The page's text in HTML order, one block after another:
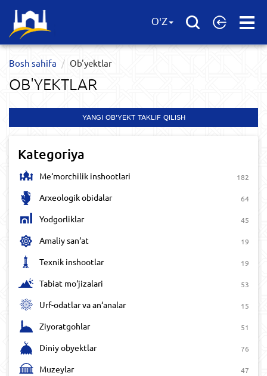
Open
O'Z
Bosh sahifa Ob'yektlar​
OB'YEKTLAR​
YANGI OB'YEKT TAKLIF QILISH
Kategoriya
Me‘morchilik inshootlari 182
Arxeologik obidalar 64
Yodgorliklar 45
Amaliy san‘at 19
Texnik inshootlar 19
Tabiat mo‘jizalari 53
Urf-odatlar va an‘analar 15
Ziyoratgohlar 51
Diniy obyektlar 76
Muzeylar 47